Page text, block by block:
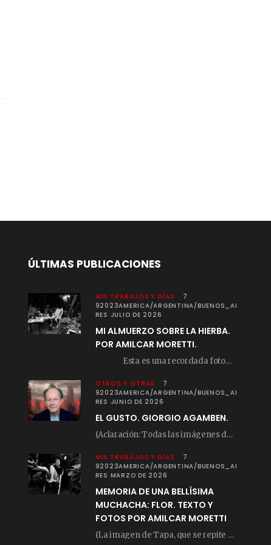
ÚLTIMAS PUBLICACIONES
MIS TRABAJOS Y DÍAS
7
92023AMERICA/ARGENTINA/BUENOS_AI
RES JULIO DE 2026
MI ALMUERZO SOBRE LA HIERBA.
POR AMILCAR MORETTI.
Esta es una recordada fotografía que registré…
OTROS Y OTRAS
7
92023AMERICA/ARGENTINA/BUENOS_AI
RES JUNIO DE 2026
EL GUSTO. GIORGIO AGAMBEN.
(Aclaración: Todas las imágenes de este posteo fueron tomadas de Bloghemia.com, y todos los…
MIS TRABAJOS Y DÍAS
7
92023AMERICA/ARGENTINA/BUENOS_AI
RES MARZO DE 2026
MEMORIA DE UNA BELLÍSIMA
MUCHACHA: FLOR. TEXTO Y
FOTOS POR AMILCAR MORETTI
(La imagen de Tapa, que se repite arriba, fue compuesta por Amilcar Moretti el viernes…